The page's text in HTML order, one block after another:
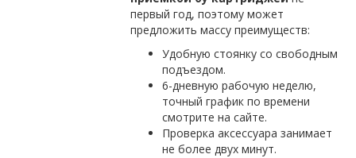
первый год, поэтому может
предложить массу преимуществ:
Удобную стоянку со свободным
подъездом.
6-дневную рабочую неделю,
точный график по времени
смотрите на сайте.
Проверка аксессуара занимает
не более двух минут.